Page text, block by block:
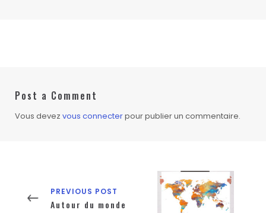
Post a Comment
Vous devez vous connecterpour publier un commentaire.
PREVIOUS POST
Autour du monde